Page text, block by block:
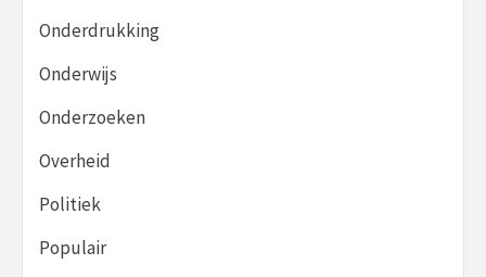
Onderdrukking
Onderwijs
Onderzoeken
Overheid
Politiek
Populair